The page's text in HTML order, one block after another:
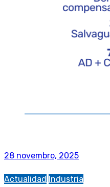
28 novembro, 2025
Actualidad Industria